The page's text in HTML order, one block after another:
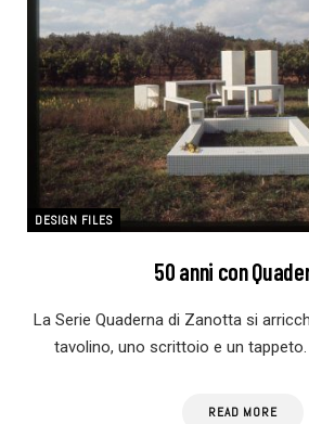
DESIGN FILES
50 anni con
La Serie Quaderna di Zanotta si
tavolino, uno scrittoio e un
READ MORE